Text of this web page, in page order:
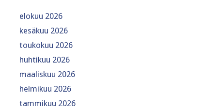
elokuu 2026
kesäkuu 2026
toukokuu 2026
huhtikuu 2026
maaliskuu 2026
helmikuu 2026
tammikuu 2026